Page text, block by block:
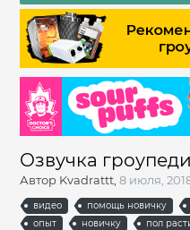
Озвучка
Автор Kvadrattt, 8 июля,
видео помощь новичку
опыт
новичку пол